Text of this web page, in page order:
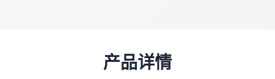
产品详情